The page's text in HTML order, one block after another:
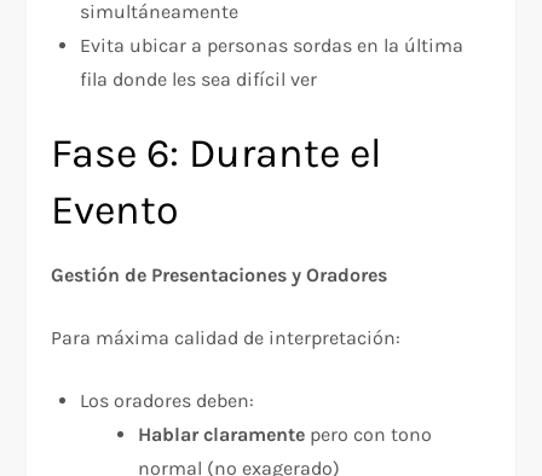
simultáneamente
Evita ubicar a personas sordas en la última
fila donde les sea difícil ver
Fase 6: Durante el
Evento
Gestión de Presentaciones y Oradores
Para máxima calidad de interpretación:​
Los oradores deben:
Hablar claramente pero con tono
normal (no exagerado)